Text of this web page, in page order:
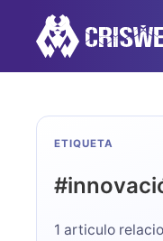
ETIQUETA
#
1 articulo